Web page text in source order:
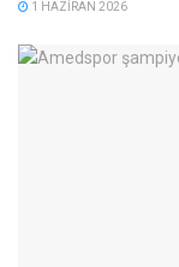
1 HAZIRAN 2026